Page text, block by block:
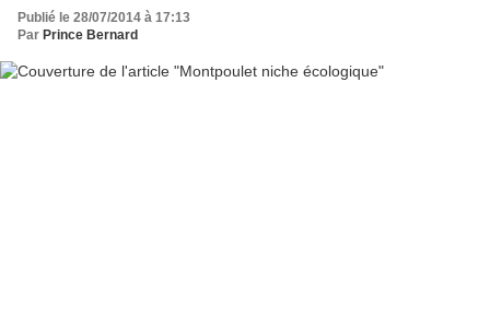
Publié le 28/07/2014 à 17:13
Par Prince Bernard